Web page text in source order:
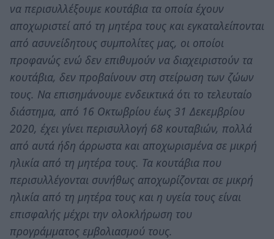
να περισυλλέξουμε κουτάβια τα οποία έχουν
αποχωριστεί από τη μητέρα τους και εγκαταλείπονται
από ασυνείδητους συμπολίτες μας, οι οποίοι
προφανώς ενώ δεν επιθυμούν να διαχειριστούν τα
κουτάβια, δεν προβαίνουν στη στείρωση των ζώων
τους. Να επισημάνουμε ενδεικτικά ότι το τελευταίο
διάστημα, από 16 Οκτωβρίου έως 31 Δεκεμβρίου
2020, έχει γίνει περισυλλογή 68 κουταβιών, πολλά
από αυτά ήδη άρρωστα και αποχωρισμένα σε μικρή
ηλικία από τη μητέρα τους. Τα κουτάβια που
περισυλλέγονται συνήθως αποχωρίζονται σε μικρή
ηλικία από τη μητέρα τους και η υγεία τους είναι
επισφαλής μέχρι την ολοκλήρωση του
προγράμματος εμβολιασμού τους.